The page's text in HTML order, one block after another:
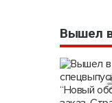
Вышел в